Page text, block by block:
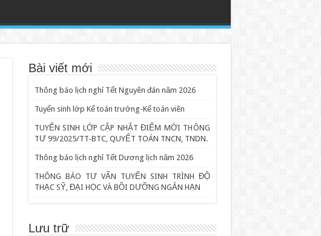
Bài viết mới
Thông báo lịch nghỉ Tết Nguyên đán năm 2026
Tuyển sinh lớp Kế toán trưởng-Kế toán viên
TUYỂN SINH LỚP CẬP NHẬT ĐIỂM MỚI THÔNG
TƯ 99/2025/TT-BTC, QUYẾT TOÁN TNCN, TNDN.
Thông báo lịch nghỉ Tết Dương lịch năm 2026
THÔNG BÁO TƯ VẤN TUYỂN SINH TRÌNH ĐỘ
THẠC SỸ, ĐẠI HỌC VÀ BỒI DƯỠNG NGẮN HẠN
Lưu trữ